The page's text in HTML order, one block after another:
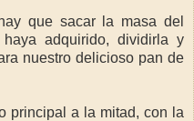
que sacar la masa del
adquirido, dividirla y
nuestro delicioso pan de
principal a la mitad, con la